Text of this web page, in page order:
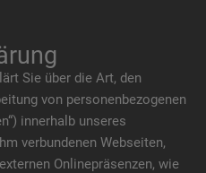
Sie über die Art, den
von personenbezogenen
innerhalb unseres
verbundenen Webseiten,
Onlinepräsenzen, wie